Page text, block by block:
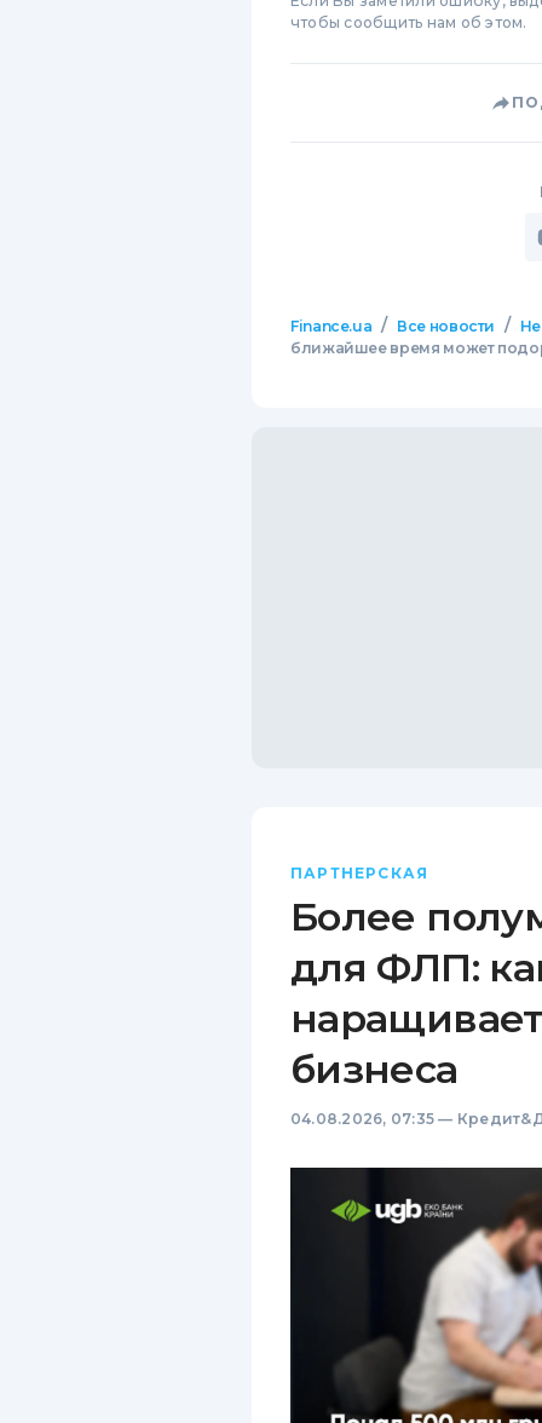
чтобы сообщить нам об этом.
Finance.ua / Все новости /
ближайшее время может
ПАРТНЕРСКАЯ
Более
для ФЛП:
бизнеса
04.08.2026, 07:35 —